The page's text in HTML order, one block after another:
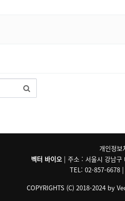
개인정보
벡터 바이오 | 주소 : 서울시 강남
TEL: 02-857-6678
COPYRIGHTS (C) 2018-2024 by